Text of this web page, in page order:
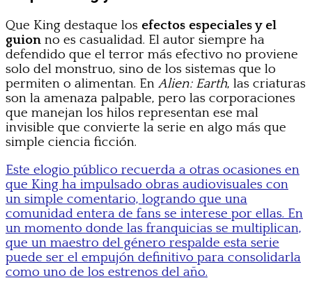
Que King destaque los efectos especiales y el
guion no es casualidad. El autor siempre ha
defendido que el terror más efectivo no proviene
solo del monstruo, sino de los sistemas que lo
permiten o alimentan. EnAlien: Earth, las criaturas
son la amenaza palpable, pero las corporaciones
que manejan los hilos representan ese mal
invisible que convierte la serie en algo más que
simple ciencia ficción.
Este elogio público recuerda a otras ocasiones en
que King ha impulsado obras audiovisuales con
un simple comentario, logrando que una
comunidad entera de fans se interese por ellas. En
un momento donde las franquicias se multiplican,
que un maestro del género respalde esta serie
puede ser el empujón definitivo para consolidarla
como uno de los estrenos del año.